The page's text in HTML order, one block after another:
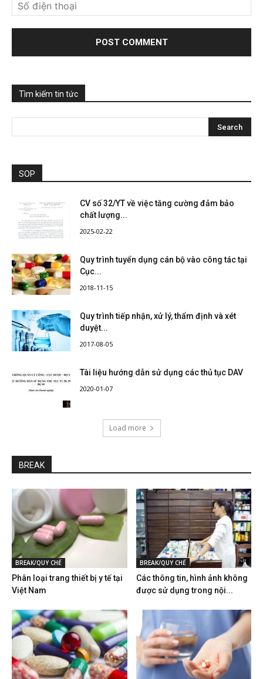
Tìm kiếm tin tức
SOP
CV số 32/YT về việc tăng cường đảm bảo
chất lượng...
2025-02-22
Quy trình tuyển dụng cán bộ vào công tác tại
Cục...
2018-11-15
Quy trình tiếp nhận, xử lý, thẩm định và xét
duyệt...
2017-08-05
Tài liệu hướng dẫn sử dụng các thủ tục DAV
2020-01-07
Load more
BREAK
BREAK/QUY CHẾ
Phân loại trang thiết bị y tế tại
Việt Nam
BREAK/QUY CHẾ
Các thông tin, hình ảnh không
được sử dụng trong nội...